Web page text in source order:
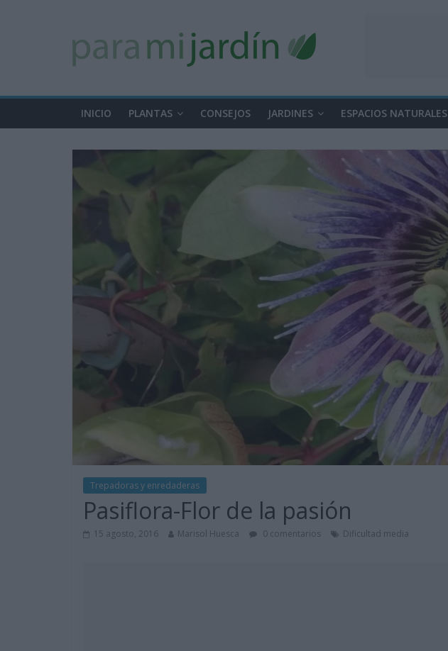
INICIO PLANTAS CONSEJOS JARDINES ESPACIOS NATURALES
Trepadoras y enredaderas
Pasiflora-Flor de la pasión
15 agosto, 2016 Marisol Huesca 0 comentarios Dificultad media